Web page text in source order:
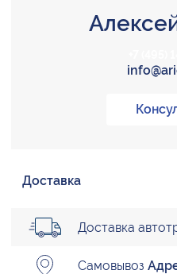
Доставка
Доставка
Самовывоз